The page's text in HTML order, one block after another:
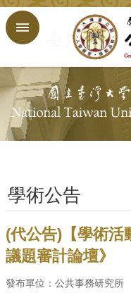
跳到主要內容區塊
搜
尋
回
首
頁
頁
站
導
覽
English
學術公告
(代公告)【學術活
議題審計論壇》
發布單位：公共事務研究所